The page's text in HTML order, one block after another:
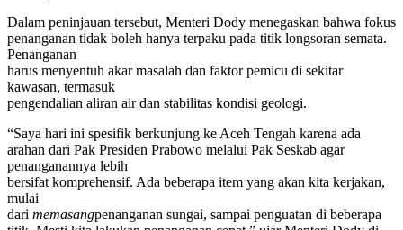
Dalam peninjauan tersebut, Menteri Dody menegaskan bahwa fokus
penanganan tidak boleh hanya terpaku pada titik longsoran semata.
Penanganan
harus menyentuh akar masalah dan faktor pemicu di sekitar
kawasan, termasuk
pengendalian aliran air dan stabilitas kondisi geologi.
“Saya hari ini spesifik berkunjung ke Aceh Tengah karena ada
arahan dari Pak Presiden Prabowo melalui Pak Seskab agar
penanganannya lebih
bersifat komprehensif. Ada beberapa item yang akan kita kerjakan,
mulai
dari memasangpenanganan sungai, sampai penguatan di beberapa